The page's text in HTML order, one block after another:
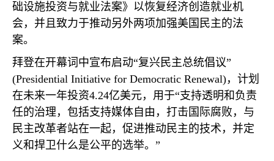
础设施投资与就业法案》以恢复经济创造就业机
会，并且致力于推动另外两项加强美国民主的法
案。
拜登在开幕词中宣布启动“复兴民主总统倡议”
(Presidential Initiative for Democratic Renewal)，计划
在未来一年投资4.24亿美元，用于“支持透明和负责
任的治理，包括支持媒体自由，打击国际腐败，与
民主改革者站在一起，促进推动民主的技术，并定
义和捍卫什么是公平的选举。”